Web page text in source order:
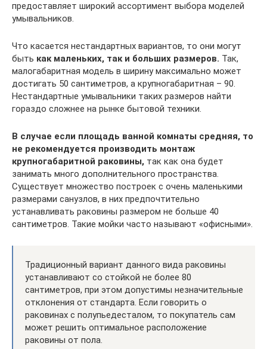
предоставляет широкий ассортимент выбора моделей
умывальников.
Что касается нестандартных вариантов, то они могут
быть как маленьких, так и больших размеров. Так,
малогабаритная модель в ширину максимально может
достигать 50 сантиметров, а крупногабаритная – 90.
Нестандартные умывальники таких размеров найти
гораздо сложнее на рынке бытовой техники.
В случае если площадь ванной комнаты средняя, то
не рекомендуется производить монтаж
крупногабаритной раковины, так как она будет
занимать много дополнительного пространства.
Существует множество построек с очень маленькими
размерами санузлов, в них предпочтительно
устанавливать раковины размером не больше 40
сантиметров. Такие мойки часто называют «офисными».
Традиционный вариант данного вида раковины
устанавливают со стойкой не более 80
сантиметров, при этом допустимы незначительные
отклонения от стандарта. Если говорить о
раковинах с полупьедесталом, то покупатель сам
может решить оптимальное расположение
раковины от пола.